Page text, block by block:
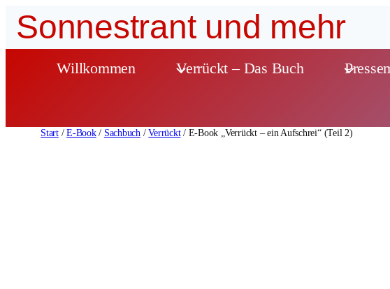
Zum
Inhalt
Sonnestrant und mehr
Willkommen Verrückt – Das Buch
Start/E-Book/ Sachbuch /Verrückt/ E-Book „Verrückt – ein Aufschrei“ (Teil 2)